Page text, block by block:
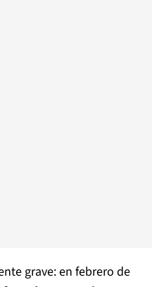
grave: en febrero de